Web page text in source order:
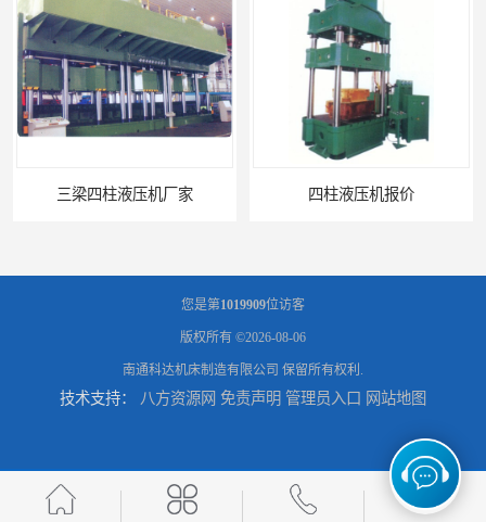
四柱液压机报价
100吨四柱液压机 1000吨四柱液压机
您是第1019909位访客
版权所有 ©2026-08-06
南通科达机床制造有限公司 保留所有权利.
技术支持： 八方资源网 免责声明 管理员入口 网站地图